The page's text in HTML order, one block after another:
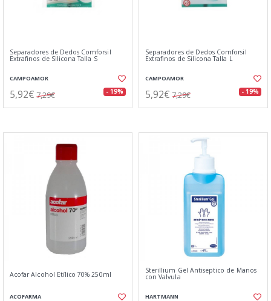
Separadores de Dedos Comforsil
Extrafinos de Silicona Talla S
CAMPOAMOR
5,92€ 7,29€ - 19%
Separadores de Dedos Comforsil
Extrafinos de Silicona Talla L
CAMPOAMOR
5,92€ 7,29€ - 19%
Acofar Alcohol Etílico 70% 250ml
ACOFARMA
Sterillium Gel Antiseptico de Manos
con Valvula
HARTMANN